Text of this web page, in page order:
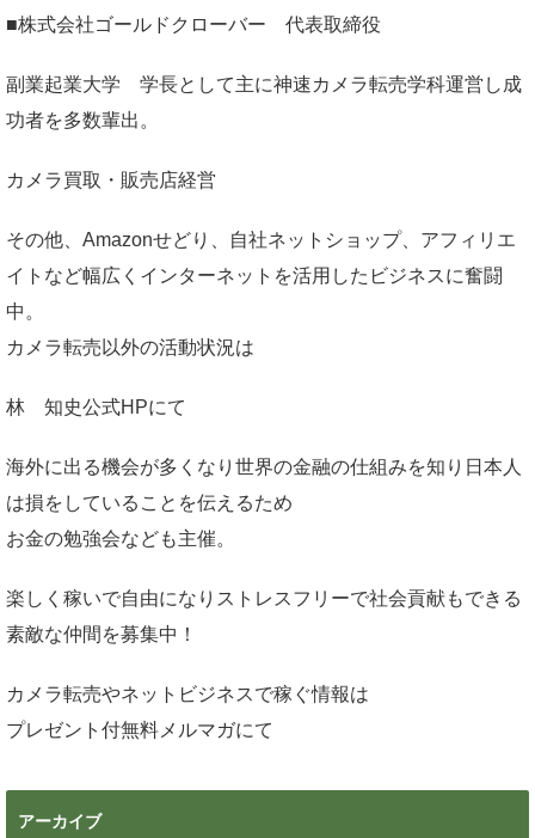
■株式会社ゴールドクローバー 代表取締役
副業起業大学 学長として主に神速カメラ転売学科運営し成
功者を多数輩出。
カメラ買取・販売店経営
その他、Amazonせどり、自社ネットショップ、アフィリエ
イトなど幅広くインターネットを活用したビジネスに奮闘
中。
カメラ転売以外の活動状況は
林 知史公式HPにて
海外に出る機会が多くなり世界の金融の仕組みを知り日本人
は損をしていることを伝えるため
お金の勉強会なども主催。
楽しく稼いで自由になりストレスフリーで社会貢献もできる
素敵な仲間を募集中！
カメラ転売やネットビジネスで稼ぐ情報は
プレゼント付無料メルマガにて
アーカイブ